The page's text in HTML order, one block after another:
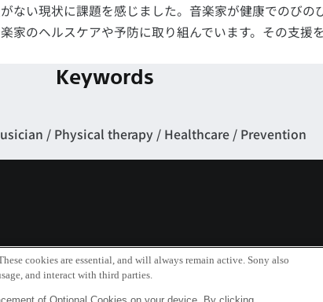
ない現状に課題を感じました。音楽家が健康でのびの
家のヘルスケアや予防に取り組んでいます。その支援
Keywords
Physical therapy Healthcare Prevention
cookies are essential, and will always remain active. Sony also
and interact with third parties.